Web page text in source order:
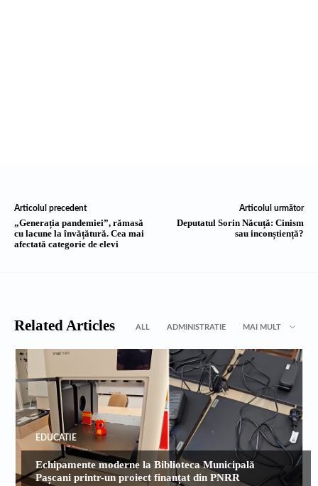
Articolul precedent
„Generația pandemiei”, rămasă
cu lacune la învățătură. Cea mai
afectată categorie de elevi
Articolul următor
Deputatul Sorin Năcuță: Cinism
sau inconștiență?
Related Articles ALL ADMINISTRATIE MAI MULT
EDUCATIE
Echipamente moderne la Biblioteca Municipală
Pașcani printr-un proiect finanțat din PNRR